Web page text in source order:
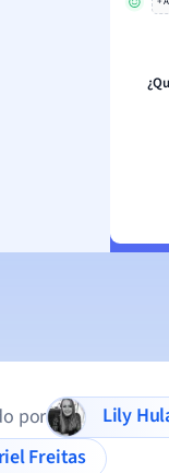
por
Lily
Freitas